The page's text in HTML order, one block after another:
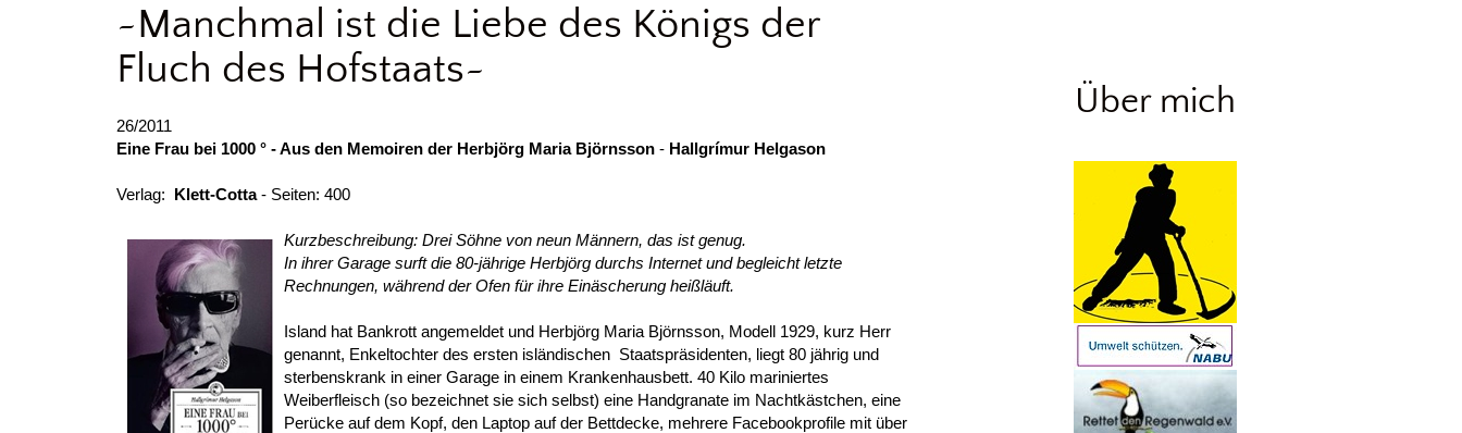
~Manchmal ist die Liebe des Königs der
Fluch des Hofstaats~
26/2011
Eine Frau bei 1000 ° - Aus den Memoiren der Herbjörg Maria Björnsson - Hallgrímur Helgason
Verlag: Klett-Cotta- Seiten: 400
Kurzbeschreibung: Drei Söhne von neun Männern, das ist genug.
In ihrer Garage surft die 80-jährige Herbjörg durchs Internet und begleicht letzte
Rechnungen, während der Ofen für ihre Einäscherung heißläuft.
Island hat Bankrott angemeldet und Herbjörg Maria Björnsson, Modell 1929, kurz Herr
genannt, Enkeltochter des ersten isländischen Staatspräsidenten, liegt 80 jährig und
sterbenskrank in einer Garage in einem Krankenhausbett. 40 Kilo mariniertes
Weiberfleisch (so bezeichnet sie sich selbst) eine Handgranate im Nachtkästchen, eine
Perücke auf dem Kopf, den Laptop auf der Bettdecke, mehrere Facebookprofile mit über
Über mich